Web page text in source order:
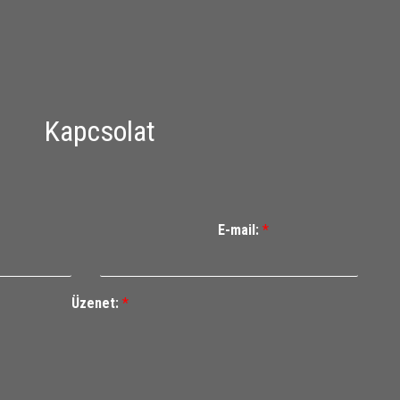
Kapcsolat
E-mail: *
Üzenet: *